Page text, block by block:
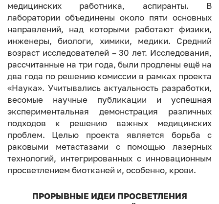
медицинских работника, аспиранты. В
лаборатории объединены около пяти основных
направлений, над которыми работают физики,
инженеры, биологи, химики, медики. Средний
возраст исследователей – 30 лет. Исследования,
рассчитанные на три года, были продлены ещё на
два года по решению комиссии в рамках проекта
«Наука». Учитывались актуальность разработки,
весомые научные публикации и успешная
экспериментальная демонстрация различных
подходов к решению важных медицинских
проблем. Целью проекта является борьба с
раковыми метастазами с помощью лазерных
технологий, интегрированных с инновационным
просветлением биотканей и, особенно, крови.
ПРОРЫВНЫЕ ИДЕИ ПРОСВЕТЛЕНИЯ